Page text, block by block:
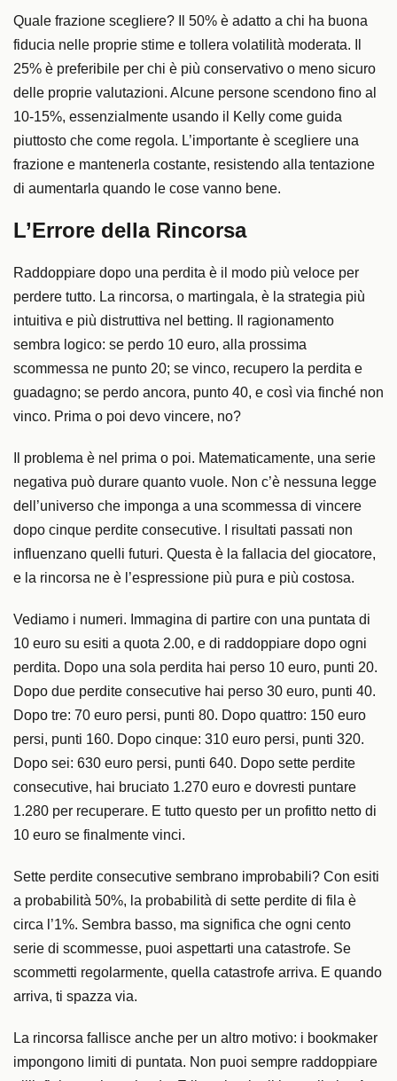
Quale frazione scegliere? Il 50% è adatto a chi ha buona
fiducia nelle proprie stime e tollera volatilità moderata. Il
25% è preferibile per chi è più conservativo o meno sicuro
delle proprie valutazioni. Alcune persone scendono fino al
10-15%, essenzialmente usando il Kelly come guida
piuttosto che come regola. L’importante è scegliere una
frazione e mantenerla costante, resistendo alla tentazione
di aumentarla quando le cose vanno bene.
L’Errore della Rincorsa
Raddoppiare dopo una perdita è il modo più veloce per
perdere tutto. La rincorsa, o martingala, è la strategia più
intuitiva e più distruttiva nel betting. Il ragionamento
sembra logico: se perdo 10 euro, alla prossima
scommessa ne punto 20; se vinco, recupero la perdita e
guadagno; se perdo ancora, punto 40, e così via finché non
vinco. Prima o poi devo vincere, no?
Il problema è nel prima o poi. Matematicamente, una serie
negativa può durare quanto vuole. Non c’è nessuna legge
dell’universo che imponga a una scommessa di vincere
dopo cinque perdite consecutive. I risultati passati non
influenzano quelli futuri. Questa è la fallacia del giocatore,
e la rincorsa ne è l’espressione più pura e più costosa.
Vediamo i numeri. Immagina di partire con una puntata di
10 euro su esiti a quota 2.00, e di raddoppiare dopo ogni
perdita. Dopo una sola perdita hai perso 10 euro, punti 20.
Dopo due perdite consecutive hai perso 30 euro, punti 40.
Dopo tre: 70 euro persi, punti 80. Dopo quattro: 150 euro
persi, punti 160. Dopo cinque: 310 euro persi, punti 320.
Dopo sei: 630 euro persi, punti 640. Dopo sette perdite
consecutive, hai bruciato 1.270 euro e dovresti puntare
1.280 per recuperare. E tutto questo per un profitto netto di
10 euro se finalmente vinci.
Sette perdite consecutive sembrano improbabili? Con esiti
a probabilità 50%, la probabilità di sette perdite di fila è
circa l’1%. Sembra basso, ma significa che ogni cento
serie di scommesse, puoi aspettarti una catastrofe. Se
scommetti regolarmente, quella catastrofe arriva. E quando
arriva, ti spazza via.
La rincorsa fallisce anche per un altro motivo: i bookmaker
impongono limiti di puntata. Non puoi sempre raddoppiare